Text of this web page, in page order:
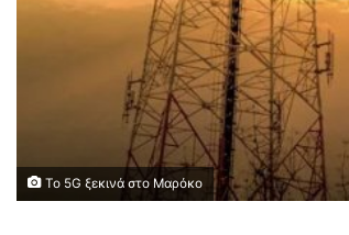
Το 5G ξεκινά στο Μαρόκο